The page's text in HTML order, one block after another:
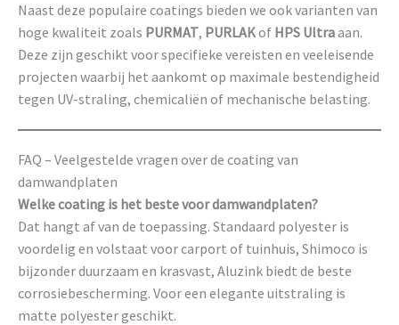
Naast deze populaire coatings bieden we ook varianten van
hoge kwaliteit zoals PURMAT, PURLAKof HPS Ultraaan.
Deze zijn geschikt voor specifieke vereisten en veeleisende
projecten waarbij het aankomt op maximale bestendigheid
tegen UV-straling, chemicaliën of mechanische belasting.
FAQ – Veelgestelde vragen over de coating van
damwandplaten
Welke coating is het beste voor damwandplaten?
Dat hangt af van de toepassing. Standaard polyester is
voordelig en volstaat voor carport of tuinhuis, Shimoco is
bijzonder duurzaam en krasvast, Aluzink biedt de beste
corrosiebescherming. Voor een elegante uitstraling is
matte polyester geschikt.